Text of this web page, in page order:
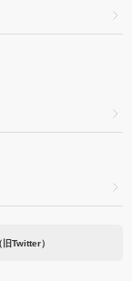
旧Twitter）